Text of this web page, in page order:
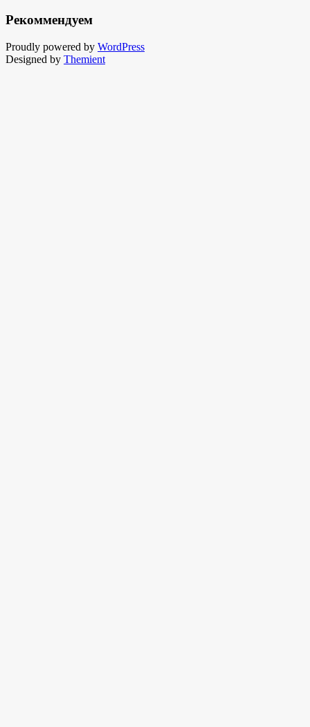
Рекоммендуем
Proudly powered by WordPress
Designed by Themient